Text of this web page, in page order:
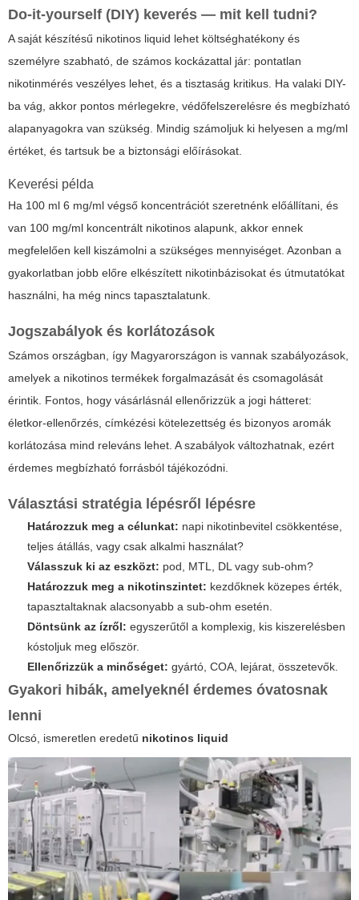
Do-it-yourself (DIY) keverés — mit kell tudni?
A saját készítésű nikotinos liquid lehet költséghatékony és
személyre szabható, de számos kockázattal jár: pontatlan
nikotinmérés veszélyes lehet, és a tisztaság kritikus. Ha valaki DIY-
ba vág, akkor pontos mérlegekre, védőfelszerelésre és megbízható
alapanyagokra van szükség. Mindig számoljuk ki helyesen a mg/ml
értéket, és tartsuk be a biztonsági előírásokat.
Keverési példa
Ha 100 ml 6 mg/ml végső koncentrációt szeretnénk előállítani, és
van 100 mg/ml koncentrált nikotinos alapunk, akkor ennek
megfelelően kell kiszámolni a szükséges mennyiséget. Azonban a
gyakorlatban jobb előre elkészített nikotinbázisokat és útmutatókat
használni, ha még nincs tapasztalatunk.
Jogszabályok és korlátozások
Számos országban, így Magyarországon is vannak szabályozások,
amelyek a nikotinos termékek forgalmazását és csomagolását
érintik. Fontos, hogy vásárlásnál ellenőrizzük a jogi hátteret:
életkor-ellenőrzés, címkézési kötelezettség és bizonyos aromák
korlátozása mind releváns lehet. A szabályok változhatnak, ezért
érdemes megbízható forrásból tájékozódni.
Választási stratégia lépésről lépésre
Határozzuk meg a célunkat: napi nikotinbevitel csökkentése,
teljes átállás, vagy csak alkalmi használat?
Válasszuk ki az eszközt: pod, MTL, DL vagy sub-ohm?
Határozzuk meg a nikotinszintet: kezdőknek közepes érték,
tapasztaltaknak alacsonyabb a sub-ohm esetén.
Döntsünk az ízről: egyszerűtől a komplexig, kis kiszerelésben
kóstoljuk meg először.
Ellenőrizzük a minőséget: gyártó, COA, lejárat, összetevők.
Gyakori hibák, amelyeknél érdemes óvatosnak
lenni
Olcsó, ismeretlen eredetű nikotinos liquid